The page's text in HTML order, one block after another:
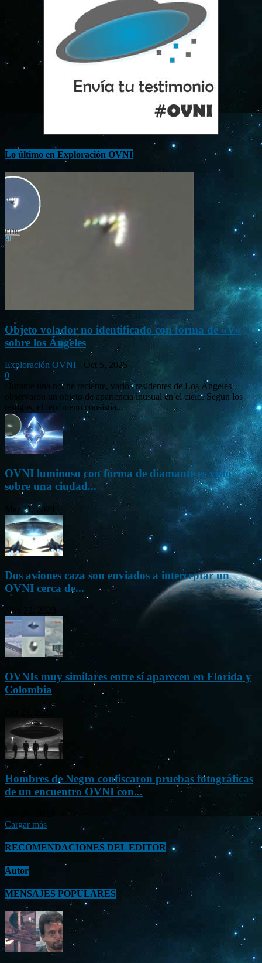
Lo último en Exploración OVNI
Objeto volador no identificado con forma de «V»
sobre los Ángeles
Exploración OVNI - Oct 5, 2025
0
Durante una noche reciente, varios residentes de Los Ángeles
observaron un objeto de apariencia inusual en el cielo. Según los
testigos, el fenómeno consistía...
OVNI luminoso con forma de diamante es visto
sobre una ciudad...
Mar 31, 2024
Dos aviones caza son enviados a interceptar un
OVNI cerca de...
Nov 22, 2023
OVNIs muy similares entre sí aparecen en Florida y
Colombia
Oct 23, 2023
Hombres de Negro confiscaron pruebas fotográficas
de un encuentro OVNI con...
Cargar más
RECOMENDACIONES DEL EDITOR
Autor
MENSAJES POPULARES